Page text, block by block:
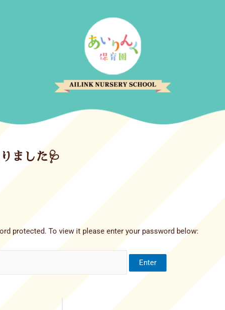
ました🩺
protected. To view it please enter your password below: